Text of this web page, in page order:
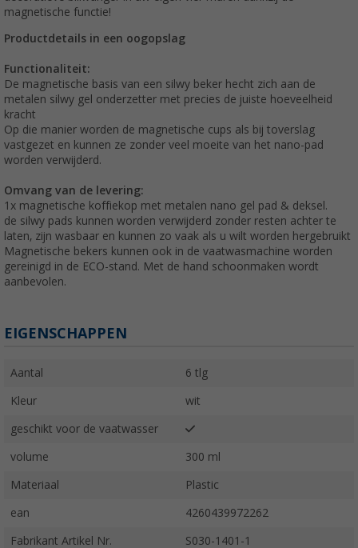
magnetische functie!
Productdetails in een oogopslag
Functionaliteit:
De magnetische basis van een silwy beker hecht zich aan de
metalen silwy gel onderzetter met precies de juiste hoeveelheid
kracht
Op die manier worden de magnetische cups als bij toverslag
vastgezet en kunnen ze zonder veel moeite van het nano-pad
worden verwijderd.
Omvang van de levering:
1x magnetische koffiekop met metalen nano gel pad & deksel.
de silwy pads kunnen worden verwijderd zonder resten achter te
laten, zijn wasbaar en kunnen zo vaak als u wilt worden hergebruikt
Magnetische bekers kunnen ook in de vaatwasmachine worden
gereinigd in de ECO-stand. Met de hand schoonmaken wordt
aanbevolen.
EIGENSCHAPPEN
Aantal 6 tlg
Kleur wit
geschikt voor de vaatwasser
volume 300 ml
Materiaal Plastic
ean 4260439972262
Fabrikant Artikel Nr. S030-1401-1